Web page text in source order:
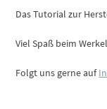
Das Tutorial zur
Viel Spaß beim
Folgt uns gerne auf